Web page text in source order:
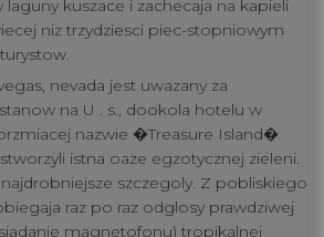
kuszace i zachecaja na kapieli
niz trzydziesci piec-stopniowym
nevada jest uwazany za
na U . s., dookola hotelu w
nazwie �Treasure Island�
istna oaze egzotycznej zieleni.
szczegoly. Z pobliskiego
raz po raz odglosy prawdziwej
magnetofonu) tropikalnej